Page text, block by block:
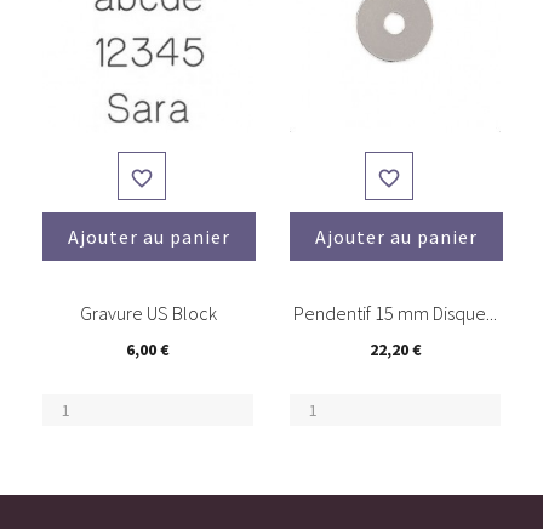

Ajouter au panier
Gravure US Block
6,00 €

Ajouter au panier
Pendentif 15 mm Disque...
22,20 €